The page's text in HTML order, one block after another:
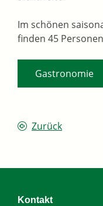
Im schönen
finden 45
Gastronomie
Zurück
Kontakt